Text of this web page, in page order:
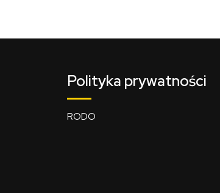
Polityka prywatności
RODO